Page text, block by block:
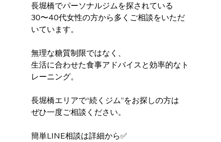
長堀橋でパーソナルジムを探されている
30〜40代女性の方から多くご相談をいただ
いています。
無理な糖質制限ではなく、
生活に合わせた食事アドバイスと効率的なト
レーニング。
長堀橋エリアで“続くジム”をお探しの方は
ぜひ一度ご相談ください。
簡単LINE相談は詳細から✅